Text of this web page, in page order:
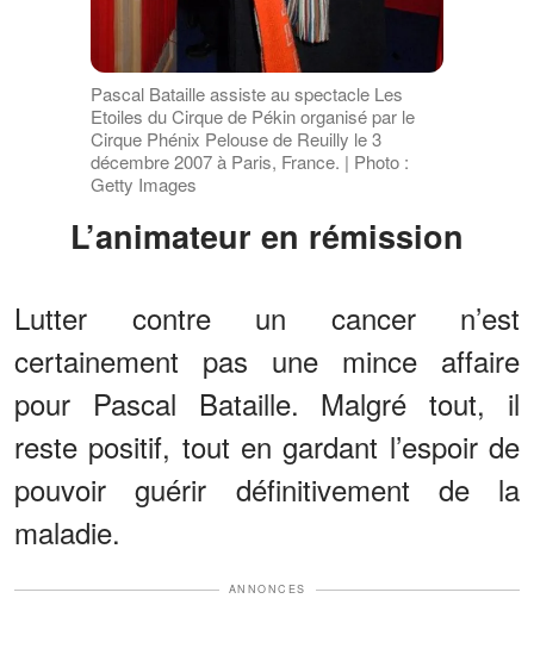
Pascal Bataille assiste au spectacle Les
Etoiles du Cirque de Pékin organisé par le
Cirque Phénix Pelouse de Reuilly le 3
décembre 2007 à Paris, France. | Photo :
Getty Images
L’animateur en rémission
Lutter contre un cancer n’est
certainement pas une mince affaire
pour Pascal Bataille. Malgré tout, il
reste positif, tout en gardant l’espoir de
pouvoir guérir définitivement de la
maladie.
ANNONCES